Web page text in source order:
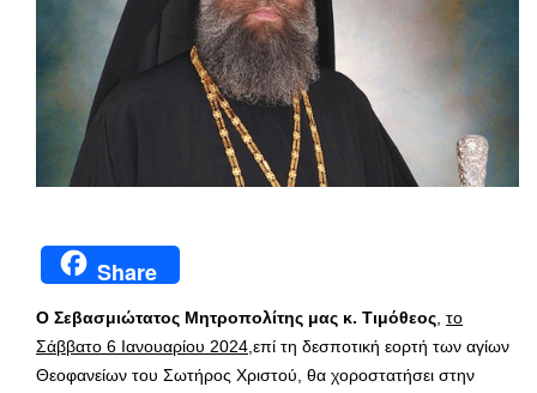
Share
Ο Σεβασμιώτατος Μητροπολίτης μας κ. Τιμόθεος, το
Σάββατο 6 Ιανουαρίου 2024,επί τη δεσποτική εορτή των αγίων
Θεοφανείων του Σωτήρος Χριστού, θα χοροστατήσει στην